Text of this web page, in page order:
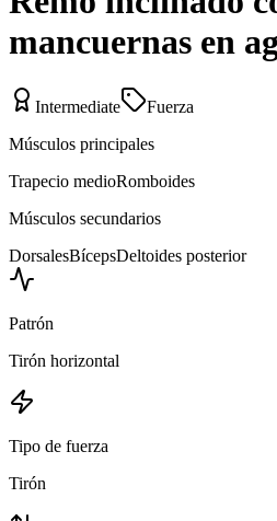
mancuernas en
Intermediate
Fuerza
Músculos principales
Trapecio medioRomboides
Músculos secundarios
DorsalesBícepsDeltoides posterior
Patrón
Tirón horizontal
Tipo de fuerza
Tirón